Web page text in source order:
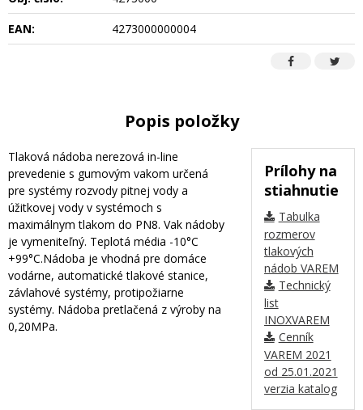
EAN:
4273000000004
Popis položky
Prílohy na
stiahnutie
Tabulka
rozmerov
tlakových
nádob VAREM
Technický
list
INOXVAREM
Cenník
VAREM 2021
od 25.01.2021
verzia katalog
Tlaková nádoba nerezová in-line
prevedenie s gumovým vakom určená
pre systémy rozvody pitnej vody a
úžitkovej vody v systémoch s
maximálnym tlakom do PN8. Vak nádoby
je vymeniteľný. Teplotá média -10°C
+99°C.Nádoba je vhodná pre domáce
vodárne, automatické tlakové stanice,
závlahové systémy, protipožiarne
systémy. Nádoba pretlačená z výroby na
0,20MPa.